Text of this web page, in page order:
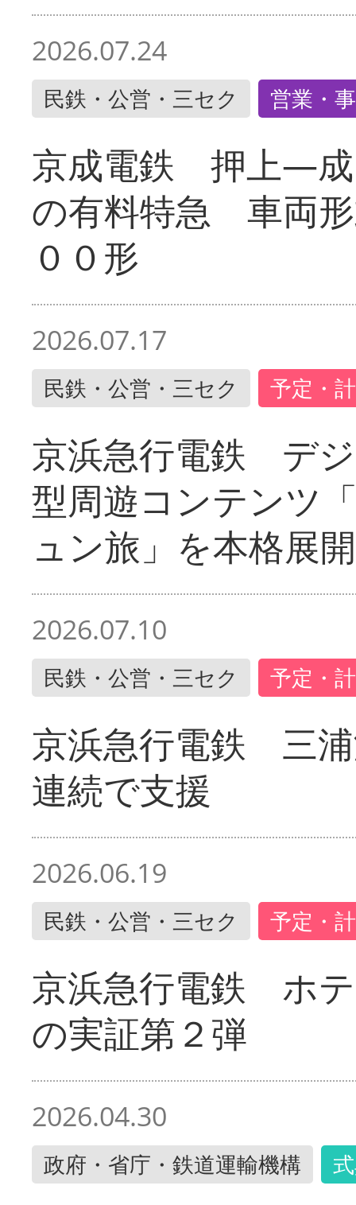
2026.07.24
民鉄・公営・三セク 営業・
京成電鉄 押上―成
の有料特急 車両
００形
2026.07.17
民鉄・公営・三セク 予定・
京浜急行電鉄 デ
型周遊コンテンツ
ュン旅」を本格展開
2026.07.10
民鉄・公営・三セク 予定・
京浜急行電鉄 三
連続で支援
2026.06.19
民鉄・公営・三セク 予定・
京浜急行電鉄 ホ
の実証第２弾
2026.04.30
政府・省庁・鉄道運輸機構